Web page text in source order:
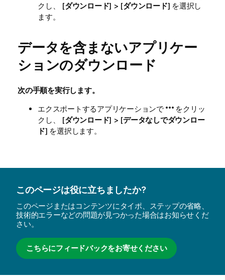
クし、 [ダウンロード] > [ダウンロード] を選択し
ます。
データを含まないアプリケー
ションのダウンロード
次の手順を実行します。
エクスポートするアプリケーションで
をクリッ
クし、 [ダウンロード] > [データなしでダウンロー
ド] を選択します。
このページは役に立ちましたか?
このページまたはコンテンツにタイポ、ステップの省略、
技術的エラーなどの問題が見つかった場合はお知らせくだ
さい。
こちらにフィードバックをお寄せください